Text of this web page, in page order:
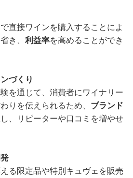
直接ワインを購入することによ
き、 利益率を高めることができ
づくり
を通じて、消費者にワイナリー
りを伝えられるため、 ブランド
、リピーターや口コミを増やせ
る限定品や特別キュヴェを販売